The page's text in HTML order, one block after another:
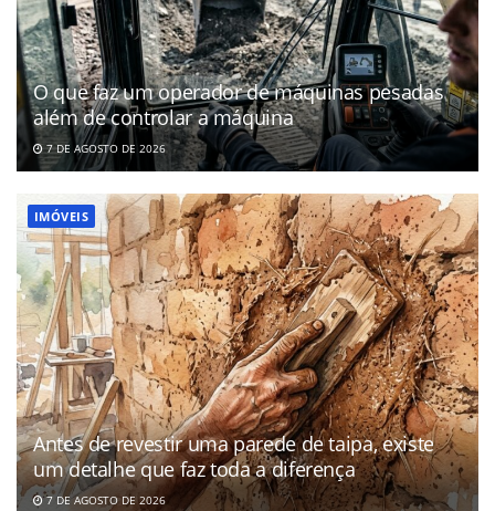
O que faz um operador de máquinas pesadas
além de controlar a máquina
7 DE AGOSTO DE 2026
IMÓVEIS
Antes de revestir uma parede de taipa, existe
um detalhe que faz toda a diferença
7 DE AGOSTO DE 2026